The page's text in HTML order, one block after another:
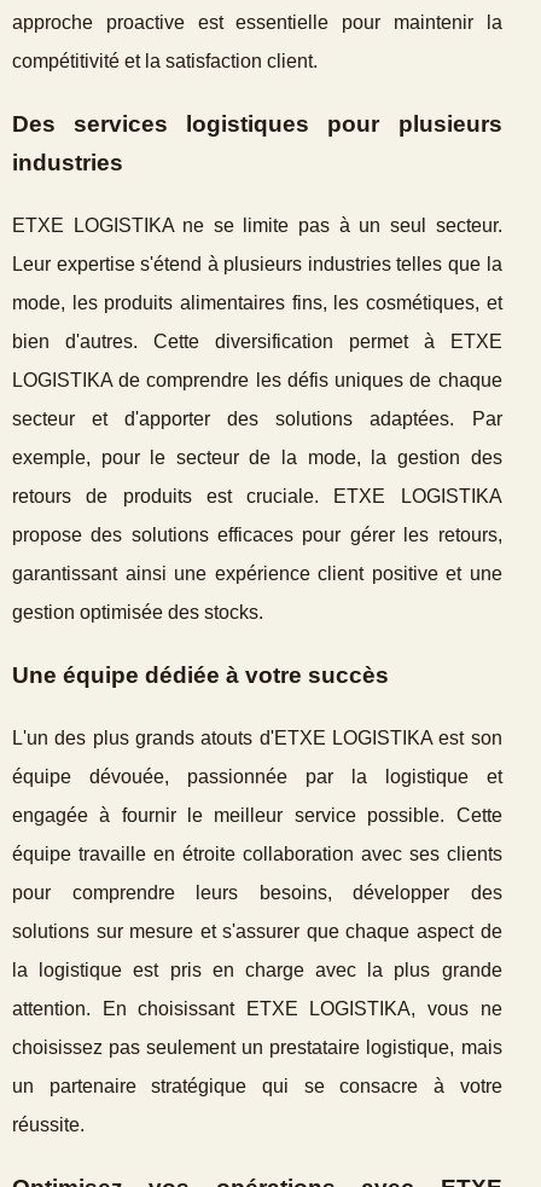
approche proactive est essentielle pour maintenir la
compétitivité et la satisfaction client.
Des services logistiques pour plusieurs
industries
ETXE LOGISTIKA ne se limite pas à un seul secteur.
Leur expertise s'étend à plusieurs industries telles que la
mode, les produits alimentaires fins, les cosmétiques, et
bien d'autres. Cette diversification permet à ETXE
LOGISTIKA de comprendre les défis uniques de chaque
secteur et d'apporter des solutions adaptées. Par
exemple, pour le secteur de la mode, la gestion des
retours de produits est cruciale. ETXE LOGISTIKA
propose des solutions efficaces pour gérer les retours,
garantissant ainsi une expérience client positive et une
gestion optimisée des stocks.
Une équipe dédiée à votre succès
L'un des plus grands atouts d'ETXE LOGISTIKA est son
équipe dévouée, passionnée par la logistique et
engagée à fournir le meilleur service possible. Cette
équipe travaille en étroite collaboration avec ses clients
pour comprendre leurs besoins, développer des
solutions sur mesure et s'assurer que chaque aspect de
la logistique est pris en charge avec la plus grande
attention. En choisissant ETXE LOGISTIKA, vous ne
choisissez pas seulement un prestataire logistique, mais
un partenaire stratégique qui se consacre à votre
réussite.